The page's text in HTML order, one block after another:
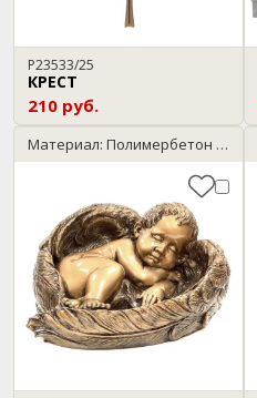
P23533/25
КРЕСТ
210 руб.
Материал: Полимербетон / бронза